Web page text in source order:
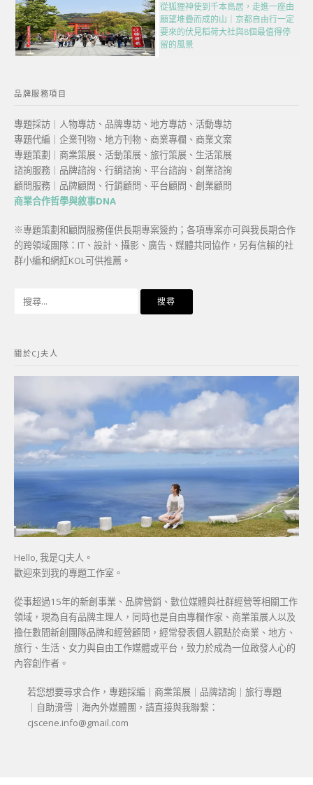
從狐狸神使到千本鳥居，走進一座由
願望堆疊而成的山｜京都自由行一定
要來的伏見稻荷大社與8個最值得停
留的風景
品牌服務項目
專題採訪｜人物專訪、品牌專訪、地方專訪、活動專訪
專題代編｜企業刊物、地方刊物、商業專欄、商業文案
專題策劃｜商業策展、活動策展、旅行策展、生活策展
諮詢服務｜品牌諮詢、行銷諮詢、平台諮詢、創業諮詢
顧問服務｜品牌顧問、行銷顧問、平台顧問、創業顧問
商業合作哲學與敘事DNA
※專題策劃和顧問服務僅供長期專案簽約；各項專案亦可與我長期合作
的跨領域團隊：IT、設計、攝影、廣告、媒體共同協作，另有信賴的社
群小編和網紅KOL可供推薦。
字:
關於CJ夫人
Hello, 我是CJ夫人。
歡迎來到我的專題工作室。
從事超過15年的新創事業、品牌營銷、數位媒體與社群經營等相關工作
領域，現為自有品牌主理人，同時也是自由專欄作家、商業策展人以及
擔任數間新創團隊品牌和經營顧問，經常發表個人觀點於商業、地方、
旅行、生活、女力與自由工作媒體或平台，致力於成為一位啟發人心的
內容創作者。
若您想要尋求合作，專題採編｜商業策展｜品牌諮詢｜旅行專題
｜自助滑雪｜海內外媒體團，請直接與我聯繫：
cjscene.info@gmail.com